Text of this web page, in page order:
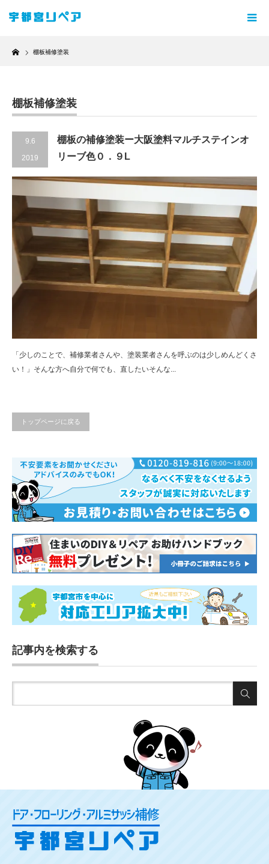
Home
棚板補修塗装
棚板補修塗装
9.6
2019
棚板の補修塗装ー大阪塗料マルチステインオ
リーブ色０．９L
「少しのことで、補修業者さんや、塗装業者さんを呼ぶのは少しめんどくさ
い！」そんな方へ自分で何でも、直したいそんな...
トップページに戻る
記事内を検索する